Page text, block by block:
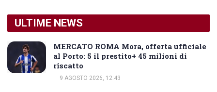
ULTIME NEWS
MERCATO ROMA Mora, offerta ufficiale
al Porto: 5 il prestito+ 45 milioni di
riscatto
9 AGOSTO 2026, 12:43